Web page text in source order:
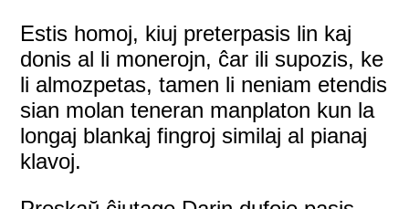
Estis homoj, kiuj preterpasis lin kaj
donis al li monerojn, ĉar ili supozis, ke
li almozpetas, tamen li neniam etendis
sian molan teneran manplaton kun la
longaj blankaj fingroj similaj al pianaj
klavoj.